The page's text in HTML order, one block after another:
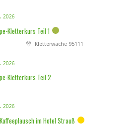
2026
Kletterkurs Teil 1
Kletterwache 95111
2026
Kletterkurs Teil 2
2026
im Hotel Strauß